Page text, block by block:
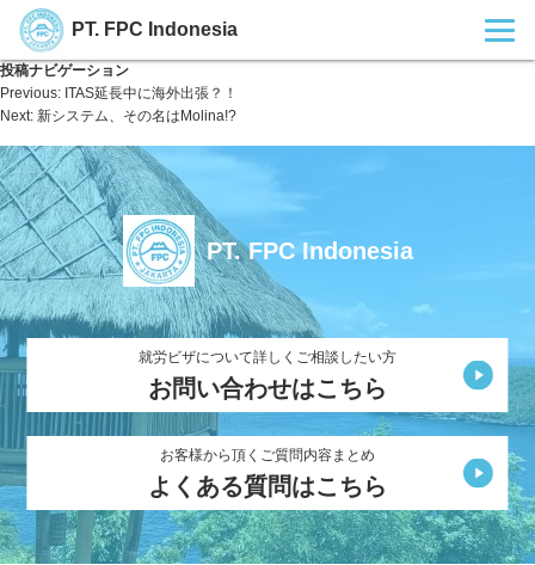
PT. FPC Indonesia
投稿ナビゲーション
Previous: ITAS延長中に海外出張？！
Next: 新システム、その名はMolina!?
PT. FPC Indonesia
就労ビザについて詳しくご相談したい方
お問い合わせはこちら
お客様から頂くご質問内容まとめ
よくある質問はこちら